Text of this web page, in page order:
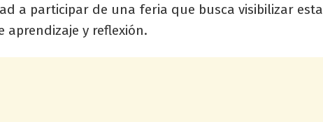
a participar de una feria que busca visibilizar esta
aprendizaje y reflexión.